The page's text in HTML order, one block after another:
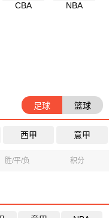
CBA NBA
足球 篮球
西甲 意甲
胜/平/负 积分